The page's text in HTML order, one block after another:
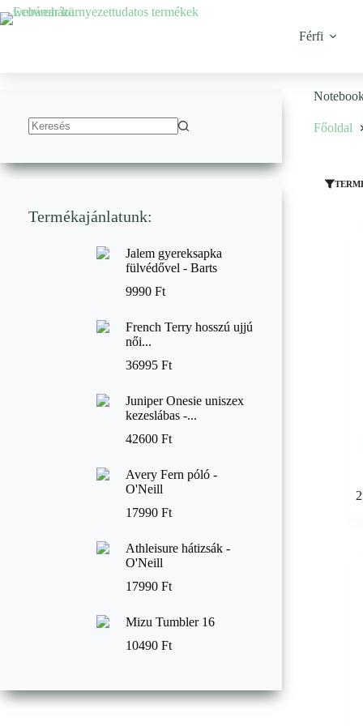
Ugrás
a
Férfi
Főoldal
Termékajánlatunk:
Jalem gyereksapka
fülvédővel - Barts
9990 Ft
French Terry hosszú ujjú
női...
36995 Ft
Juniper Onesie uniszex
kezeslábas -...
42600 Ft
Avery Fern póló -
O'Neill
17990 Ft
Athleisure hátizsák -
O'Neill
17990 Ft
Mizu Tumbler 16
10490 Ft